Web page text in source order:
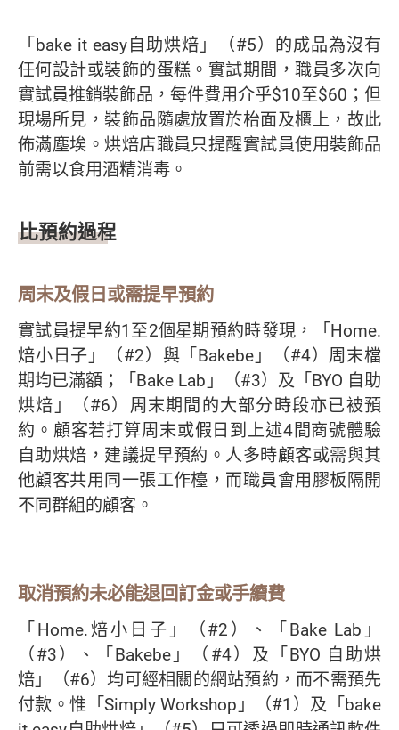
「bake it easy自助烘焙」（#5）的成品為沒有
任何設計或裝飾的蛋糕。實試期間，職員多次向
實試員推銷裝飾品，每件費用介乎$10至$60；但
現場所見，裝飾品隨處放置於枱面及櫃上，故此
佈滿塵埃。烘焙店職員只提醒實試員使用裝飾品
前需以食用酒精消毒。
比預約過程
周末及假日或需提早預約
實試員提早約1至2個星期預約時發現，「Home.
焙小日子」（#2）與「Bakebe」（#4）周末檔
期均已滿額；「Bake Lab」（#3）及「BYO 自助
烘焙」（#6）周末期間的大部分時段亦已被預
約。顧客若打算周末或假日到上述4間商號體驗
自助烘焙，建議提早預約。人多時顧客或需與其
他顧客共用同一張工作檯，而職員會用膠板隔開
不同群組的顧客。
取消預約未必能退回訂金或手續費
「Home.焙小日子」（#2）、「Bake Lab」
（#3）、「Bakebe」（#4）及「BYO 自助烘
焙」（#6）均可經相關的網站預約，而不需預先
付款。惟「Simply Workshop」（#1）及「bake